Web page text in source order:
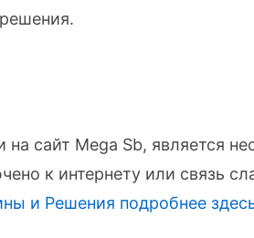
сайт Mega Sb, является
к интернету или связь
и Решения подробнее